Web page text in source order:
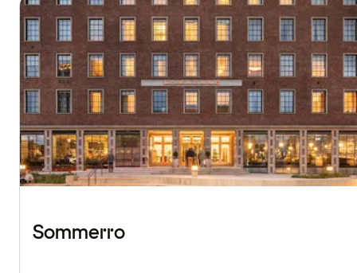
Sommerro